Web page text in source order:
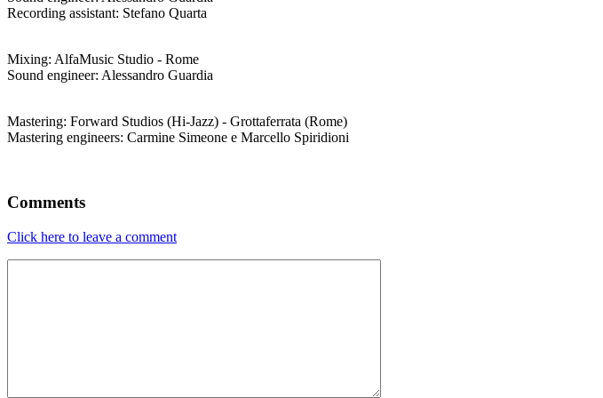
Recording assistant: Stefano Quarta
Mixing: AlfaMusic Studio - Rome
Sound engineer: Alessandro Guardia
Mastering: Forward Studios (Hi-Jazz) - Grottaferrata (Rome)
Mastering engineers: Carmine Simeone e Marcello Spiridioni
Comments
Click here to leave a comment